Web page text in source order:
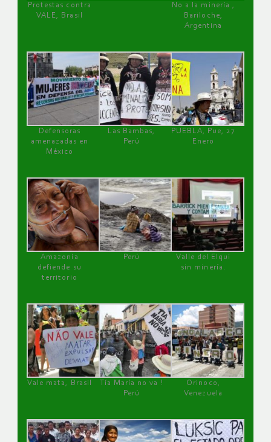
Protestas contra
VALE, Brasil
No a la minería ,
Bariloche,
Argentina
Defensoras
amenazadas en
México
Las Bambas,
Perú
PUEBLA, Pue, 27
Enero
Amazonía
defiende su
territorio
Perú
Valle del Elqui
sin minería.
Vale mata, Brasil
Tía María no va !
Perú
Orinoco,
Venezuela